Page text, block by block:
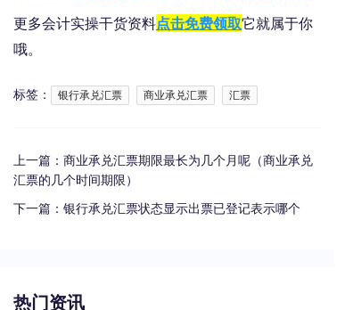
更多会计实操干货资料点击免费领取它就属于你
哦。
标签： 银行承兑汇票 商业承兑汇票 汇票
上一篇： 商业承兑汇票期限最长为几个月呢（商业承兑
汇票的几个时间期限）
下一篇： 银行承兑汇票状态显示出票已登记表示哪个
热门资讯